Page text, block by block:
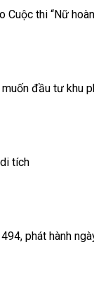
thi “Nữ
đầu tư khu
tích
phát hành